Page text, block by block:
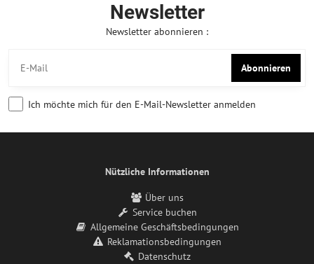
Newsletter
Newsletter abonnieren :
Abonnieren
Ich möchte mich für den E-Mail-Newsletter anmelden
Nützliche Informationen
Über uns
Service buchen
Allgemeine Geschäftsbedingungen
Reklamationsbedingungen
Datenschutz